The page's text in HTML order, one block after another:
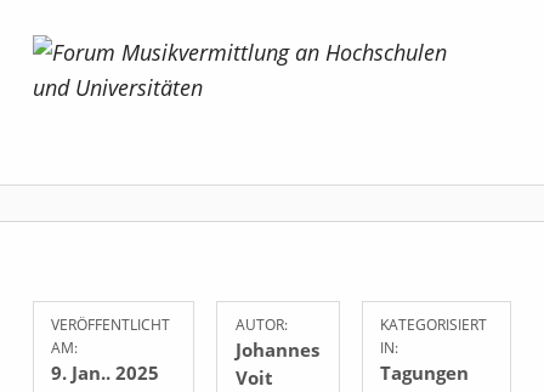
VERÖFFENTLICHT
AM:
9. Jan.. 2025
AUTOR:
Johannes
Voit
KATEGORISIERT
IN:
Tagungen